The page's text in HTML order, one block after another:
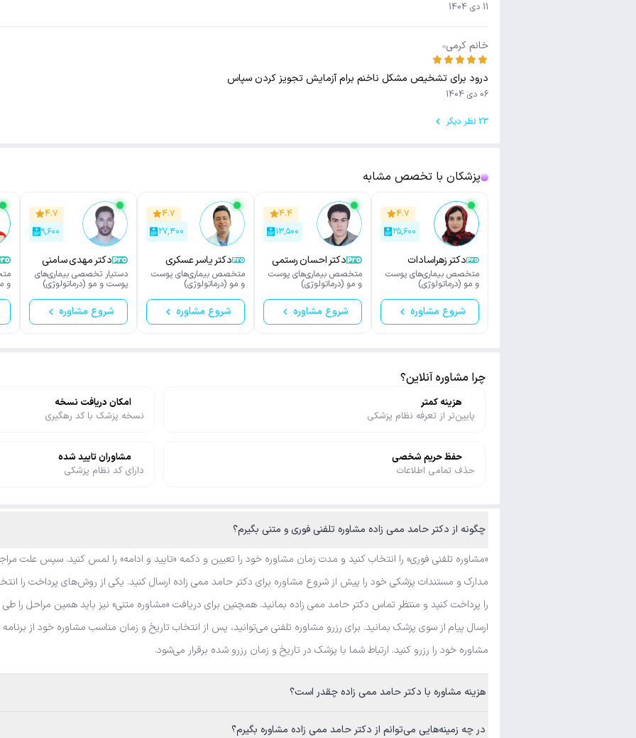
11 دی 1404
خانم کرمی
درود برای تشخیص مشکل ناخنم برام آزمایش تجویز کردن سپاس
06 دی 1404
23 نظر دیگر
پزشکان با تخصص مشابه
۴.۷
۲۵,۶۰۰
دکتر زهراسادات
سیدحسینی
متخصص بیماری‌های پوست
و مو (درماتولوژی)
شروع مشاوره
۴.۴
۱۳,۵۰۰
دکتر احسان رستمی
متخصص بیماری‌های پوست
و مو (درماتولوژی)
شروع مشاوره
۴.۷
۲۷,۴۰۰
دکتر یاسر عسکری
سبزکوهی
متخصص بیماری‌های پوست
و مو (درماتولوژی)
شروع مشاوره
۴.۷
۹,۶۰۰
دکتر مهدی سامنی
دستیار تخصصی بیماری‌های
پوست و مو (درماتولوژی)
شروع مشاوره
و
چرا مشاوره آنلاین؟
هزینه کمتر
پایین‌تر از تعرفه نظام پزشکی
امکان دریافت نسخه
نسخه پزشک با کد رهگیری
حفظ حریم شخصی
حذف تمامی اطلاعات
مشاوران تایید شده
دارای کد نظام پزشکی
چگونه از دکتر حامد ممی زاده مشاوره تلفنی فوری و متنی بگیرم؟
«مشاوره تلفنی فوری» را انتخاب کنید و مدت زمان مشاوره خود را تعیین و دکمه «تایید و ادامه» را لمس کنید. سپس علت
مدارک و مستندات پزشکی خود را پیش از شروع مشاوره برای دکتر حامد ممی زاده ارسال کنید. یکی از روش‌های پرداخت را
را پرداخت کنید و منتظر تماس دکتر حامد ممی زاده بمانید. همچنین برای دریافت «مشاوره متنی» نیز باید همین مراحل را
ارسال پیام از سوی پزشک بمانید. برای رزرو مشاوره تلفنی می‌توانید، پس از انتخاب تاریخ و زمان مناسب مشاوره خود از
مشاوره خود را رزرو کنید. ارتباط شما با پزشک در تاریخ و زمان رزرو شده برقرار می‌شود.
هزینه مشاوره با دکتر حامد ممی زاده چقدر است؟
در چه زمینه‌هایی می‌توانم از دکتر حامد ممی زاده مشاوره بگیرم؟